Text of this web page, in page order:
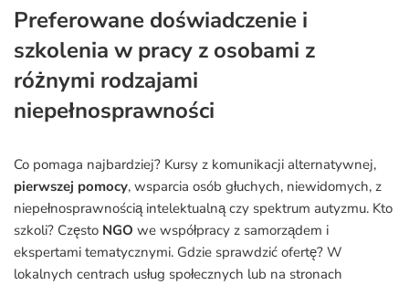
Preferowane doświadczenie i
szkolenia w pracy z osobami z
różnymi rodzajami
niepełnosprawności
Co pomaga najbardziej? Kursy z komunikacji alternatywnej,
pierwszej pomocy, wsparcia osób głuchych, niewidomych, z
niepełnosprawnością intelektualną czy spektrum autyzmu. Kto
szkoli? Często NGO we współpracy z samorządem i
ekspertami tematycznymi. Gdzie sprawdzić ofertę? W
lokalnych centrach usług społecznych lub na stronach